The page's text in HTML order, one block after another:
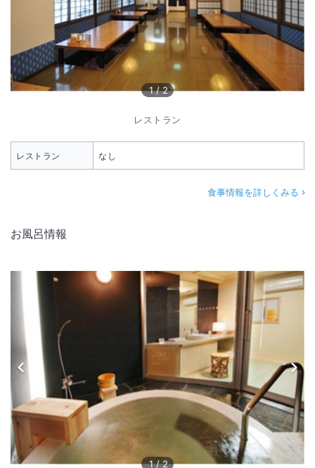
1 /2
レストラン
レストラン なし
食事情報を詳しくみる
お風呂情報
1 /2